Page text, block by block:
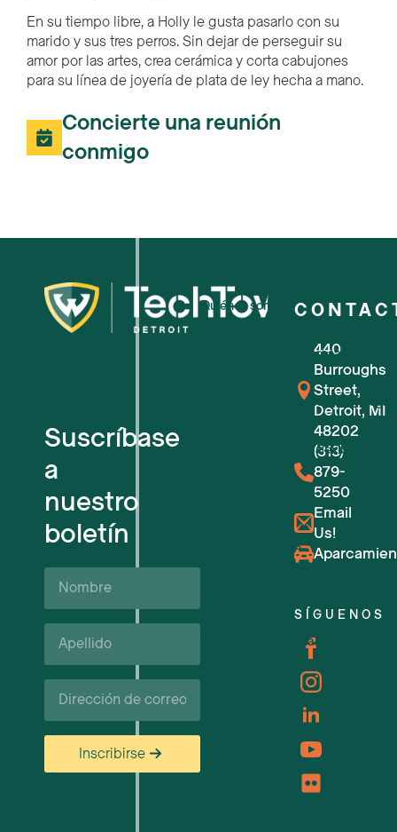
En su tiempo libre, a Holly le gusta pasarlo con su
marido y sus tres perros. Sin dejar de perseguir su
amor por las artes, crea cerámica y corta cabujones
para su línea de joyería de plata de ley hecha a mano.
Concierte una reunión
conmigo
Suscríbase
a
nuestro
boletín
Nombre
Apellido*
Correo
electrónico
Inscribirse
Quiénes somos
Para pequeñas empresas
Para nuevas empresas
Espacios de trabajo flexibles
Próximos eventos
Carreras profesionales
440
Burroughs
Street,
Detroit, MI
48202
(313)
879-
5250
Email
Us!
SÍGUENOS